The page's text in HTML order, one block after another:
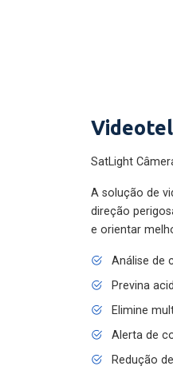
SatLight
A solução de
direção
e orientar
Análise de
Previna
Elimine
Alerta de
Redução